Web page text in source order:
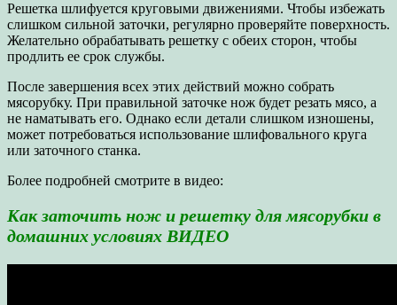
Решетка шлифуется круговыми движениями. Чтобы избежать
слишком сильной заточки, регулярно проверяйте поверхность.
Желательно обрабатывать решетку с обеих сторон, чтобы
продлить ее срок службы.
После завершения всех этих действий можно собрать
мясорубку. При правильной заточке нож будет резать мясо, а
не наматывать его. Однако если детали слишком изношены,
может потребоваться использование шлифовального круга
или заточного станка.
Более подробней смотрите в видео:
Как заточить нож и решетку для мясорубки в
домашних условиях ВИДЕО